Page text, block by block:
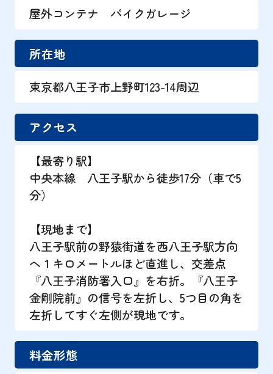
屋外コンテナ バイクガレージ
所在地
東京都八王子市上野町123-14周辺
アクセス
【最寄り駅】
中央本線 八王子駅から徒歩17分（車で5
分）
【現地まで】
八王子駅前の野猿街道を西八王子駅方向
へ１キロメートルほど直進し、交差点
『八王子消防署入口』を右折。『八王子
金剛院前』の信号を左折し、5つ目の角を
左折してすぐ左側が現地です。
料金形態